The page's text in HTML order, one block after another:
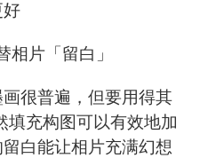
好
片「留白」
很普遍，但要用得其
填充构图可以有效地加
白能让相片充满幻想